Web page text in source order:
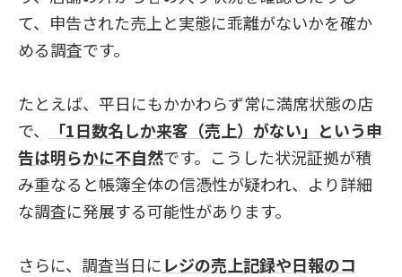
て、申告された売上と実態に乖離がないかを確か
める調査です。
たとえば、平日にもかかわらず常に満席状態の店
で、
「1日数名しか来客（売上）がない」という申
告は明らかに不自然です。こうした状況証拠が積
み重なると帳簿全体の信憑性が疑われ、より詳細
な調査に発展する可能性があります。
さらに、調査当日にレジの売上記録や日報のコ